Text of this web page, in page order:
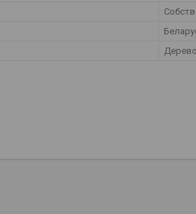
Дерево